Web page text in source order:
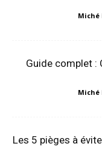
Guide complet :
Les 5 pièges à